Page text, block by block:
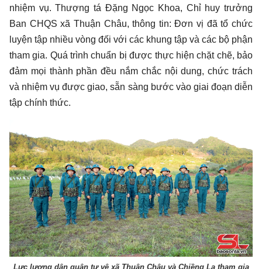
nhiệm vụ. Thượng tá Đặng Ngọc Khoa, Chỉ huy trưởng
Ban CHQS xã Thuận Châu, thông tin: Đơn vị đã tổ chức
luyện tập nhiều vòng đối với các khung tập và các bộ phận
tham gia. Quá trình chuẩn bị được thực hiện chặt chẽ, bảo
đảm mọi thành phần đều nắm chắc nội dung, chức trách
và nhiệm vụ được giao, sẵn sàng bước vào giai đoạn diễn
tập chính thức.
Lực lượng dân quân tự vệ xã Thuận Châu và Chiềng La tham gia